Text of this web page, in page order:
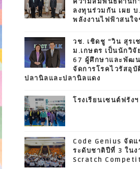
ความสัมพันธ์ด้านก
ลงทุนร่วมกัน เผย
พลังงานไฟฟ้าสนใ
วช. เชิดชู “วิน สุรเ
ม.เกษตร เป็นนักวิ
67 ผู้ศึกษาและพัฒ
จัดการโรคไวรัสอุ
ปลานิลและปลานิลแดง
โรงเรียนเซนต์ฟรัง
Code Genius จัด
ระดับชาติปีที่ 3 ใน
Scratch